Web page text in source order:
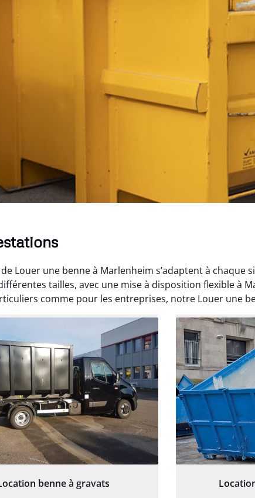
Louer une benne à Marlenheim s’adaptent à
tailles, avec une mise à disposition flexible à
comme pour les entreprises, notre Louer une
benne à gravats